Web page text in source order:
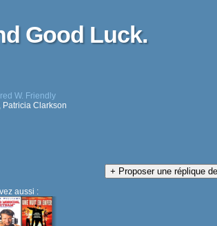
Good Luck.
W. Friendly
Patricia Clarkson
aussi :